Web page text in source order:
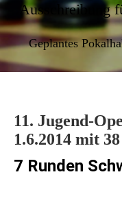
Ausschreibung
Geplantes
11. Jugend-
1.6.2014 mit
7 Runden